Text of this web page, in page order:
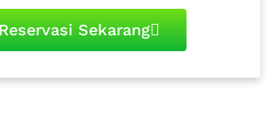
Sekarang